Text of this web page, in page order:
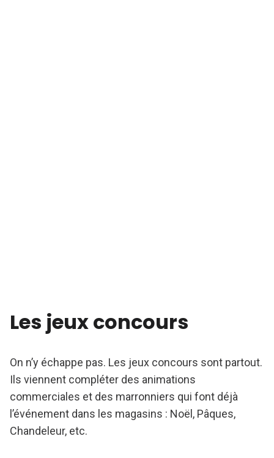
Les jeux concours
On n’y échappe pas. Les jeux concours sont partout.
Ils viennent compléter des animations
commerciales et des marronniers qui font déjà
l’événement dans les magasins : Noël, Pâques,
Chandeleur, etc.